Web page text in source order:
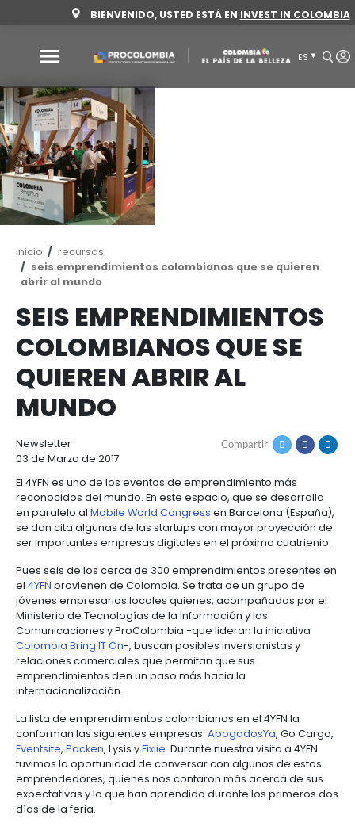
al
contenido
principal
BIENVENIDO, USTED ESTÁ ENINVEST
Por
qué
Colombia
Sectores
para
invertir
para
invertir
Agroindustria
y
Agroindustria
y
alimentos
Alimentos
procesados
Cacao
y
derivados
Forestal
Frutas
y
verduras
Energía
Energía
Energía
renovable
Hidrógeno
verde
Salud
y
ciencias
Salud
y
ciencias
y
cuidado
Farmacéutica
Infraestructura
Infraestructura
Agua
y
saneamiento
Infraestructura
Manufacturas
Manufacturas
Aeronáutica
Astilleros
Tecnología
y
creatividad
Tecnología
Otros
invertir
Cómo
invertir
1.
Régimen
general
de
la
inversión
extranjera
2.
Régimen
corporativo
3.
Cumplimiento
y
gobierno
corporativo
Recursos
Recursos
Acompañamiento
Buscador
de
oportunidades
Buscador
de
oportunidades
Inversionista
Empresario
colombiano
Directorio
de
servicios
Recursos
de
información
Mapa
de
Contacto
Ruta
navegación
inicio
recursos
abrir al mundo
SEIS
COLOMBIANOS QUE
QUIEREN ABRIR AL
MUNDO
Newsletter
03 de Marzo de 2017
El 4YFN es uno de los eventos de emprendimiento
reconocidos del mundo. En este espacio, que se
en paralelo alMobile World Congressen Barcelona
se dan cita algunas de las startups con mayor
ser importantes empresas digitales en el próximo
Pues seis de los cerca de 300 emprendimientos
el4YFNprovienen de Colombia. Se trata de un
jóvenes empresarios locales quienes,
Ministerio de Tecnologías de la Información y las
Comunicaciones y ProColombia -que lideran la
Colombia Bring IT On